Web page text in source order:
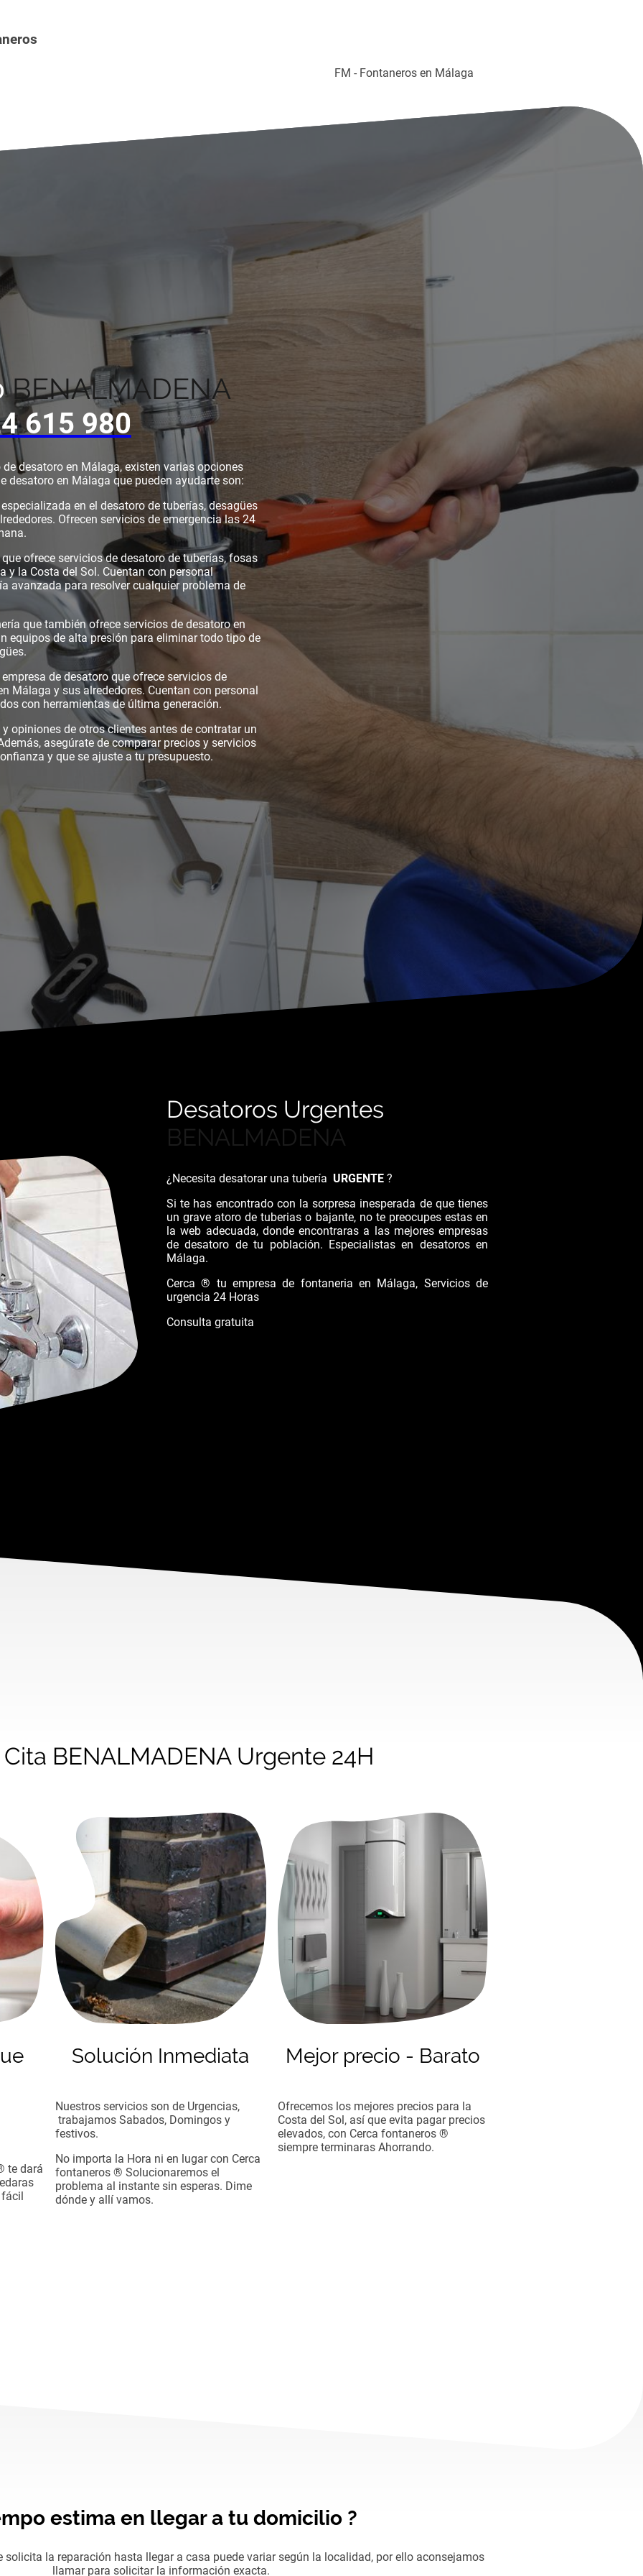
FM - Fontaneros en Málaga
BENALMADENA
615 980
desatoro en Málaga, existen varias opciones
desatoro en Málaga que pueden ayudarte son:
en el desatoro de tuberías, desagües
Ofrecen servicios de emergencia las 24
ofrece servicios de desatoro de tuberías, fosas
y la Costa del Sol. Cuentan con personal
avanzada para resolver cualquier problema de
que también ofrece servicios de desatoro en
equipos de alta presión para eliminar todo tipo de
de desatoro que ofrece servicios de
Málaga y sus alrededores. Cuentan con personal
con herramientas de última generación.
opiniones de otros clientes antes de contratar un
asegúrate de comparar precios y servicios
y que se ajuste a tu presupuesto.
Desatoros Urgentes
BENALMADENA
¿Necesita desatorar una tubería URGENTE ?
Si te has encontrado con la sorpresa inesperada de que tienes
un grave atoro de tuberias o bajante, no te preocupes estas en
la web adecuada, donde encontraras a las mejores empresas
de desatoro de tu población. Especialistas en desatoros en
Málaga.
Cerca ® tu empresa de fontaneria en Málaga, Servicios de
urgencia 24 Horas
Consulta gratuita
BENALMADENA Urgente 24H
te dará
Solución Inmediata
Nuestros servicios son de Urgencias,
trabajamos Sabados, Domingos y
festivos.
No importa la Hora ni en lugar con Cerca
fontaneros ® Solucionaremos el
problema al instante sin esperas. Dime
dónde y allí vamos.
Mejor precio - Barato
Ofrecemos los mejores precios para la
Costa del Sol, así que evita pagar precios
elevados, con Cerca fontaneros ®
siempre terminaras Ahorrando.
estima en llegar a tu domicilio ?
solicita la reparación hasta llegar a casa puede variar según la localidad, por ello aconsejamos
llamar para solicitar la información exacta.